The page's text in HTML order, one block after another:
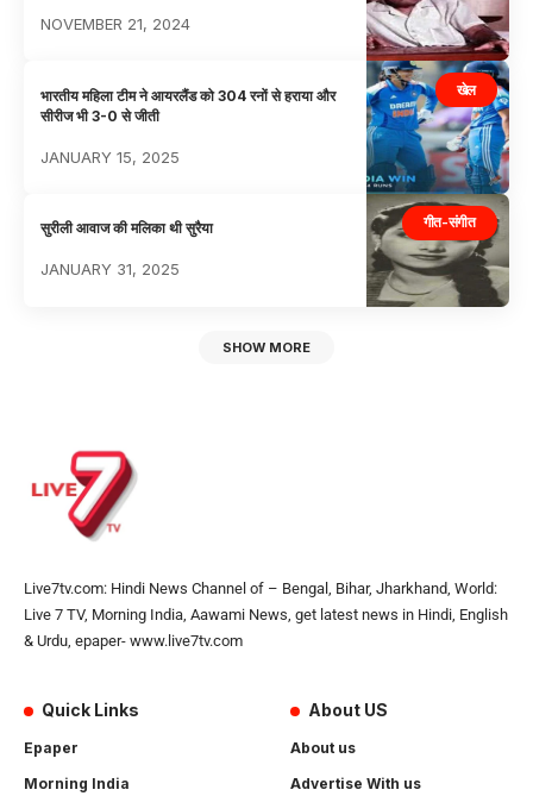
NOVEMBER 21, 2024
खेल
भारतीय महिला टीम ने आयरलैंड को 304 रनों से हराया और
सीरीज भी 3-0 से जीती
JANUARY 15, 2025
गीत-संगीत
सुरीली आवाज की मलिका थी सुरैया
JANUARY 31, 2025
SHOW MORE
Live7tv.com: Hindi News Channel of – Bengal, Bihar, Jharkhand, World:
Live 7 TV, Morning India, Aawami News, get latest news in Hindi, English
& Urdu, epaper- www.live7tv.com
Quick Links
Epaper
Morning India
About US
About us
Advertise With us